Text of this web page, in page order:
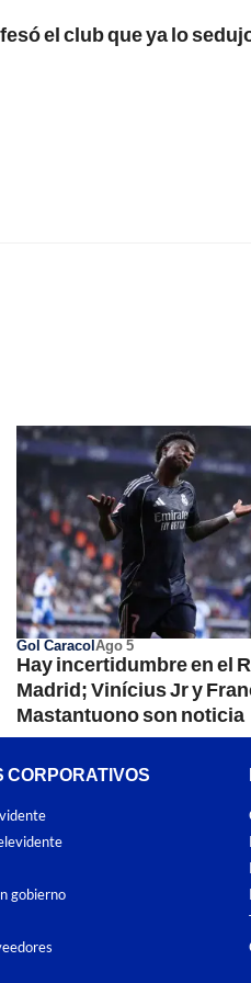
el club que ya lo
Gol CaracolAgo 5
Hay incertidumbre en el
Madrid; Vinícius Jr y
Mastantuono son noticia
CORPORATIVOS
gobierno